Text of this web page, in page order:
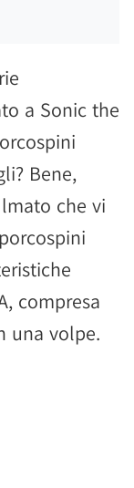
a Sonic the
Bene,
che vi
compresa
una volpe.